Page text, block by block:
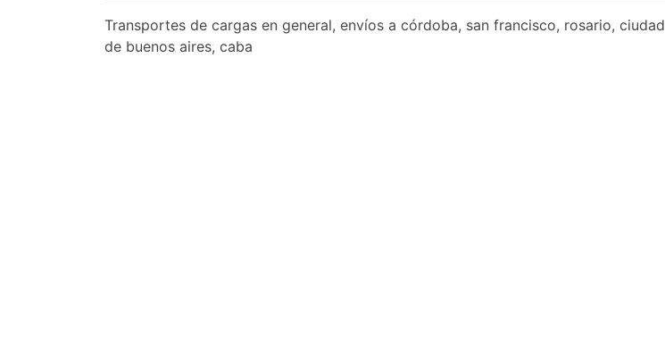
Transportes de cargas en general, envíos a córdoba, san francisco, rosario, ciudad
de buenos aires, caba